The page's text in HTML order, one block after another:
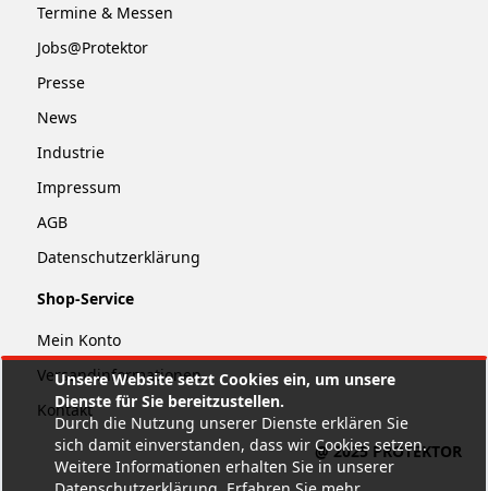
Unsere Website setzt Cookies ein, um unsere
Dienste für Sie bereitzustellen.
Durch die Nutzung unserer Dienste erklären Sie
sich damit einverstanden, dass wir Cookies setzen.
Weitere Informationen erhalten Sie in unserer
Termine & Messen
Jobs@Protektor
Presse
News
Industrie
Impressum
AGB
Datenschutzerklärung
Shop-Service
Mein Konto
Versandinformationen
Kontakt
@ 2025 PROTEKTOR